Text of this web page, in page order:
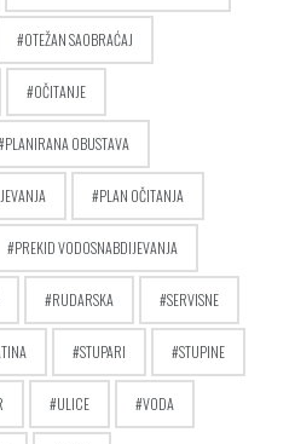
OTEŽAN SAOBRAĆAJ
OČITANJE
PLANIRANA OBUSTAVA
PLAN OČITANJA
PREKID VODOSNABDIJEVANJA
RUDARSKA SERVISNE
STUPARI STUPINE
ULICE VODA